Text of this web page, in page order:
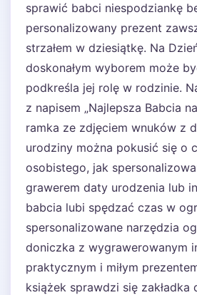
sprawić babci niespodziankę
personalizowany prezent
strzałem w dziesiątkę. Na
doskonałym wyborem może
podkreśla jej rolę w rodzinie.
z napisem „Najlepsza Babcia
ramka ze zdjęciem wnuków z
urodziny można pokusić się o
osobistego, jak
grawerem daty urodzenia lub
babcia lubi spędzać czas w
spersonalizowane narzędzia
doniczka z wygrawerowanym
praktycznym i miłym
książek sprawdzi się zakładka